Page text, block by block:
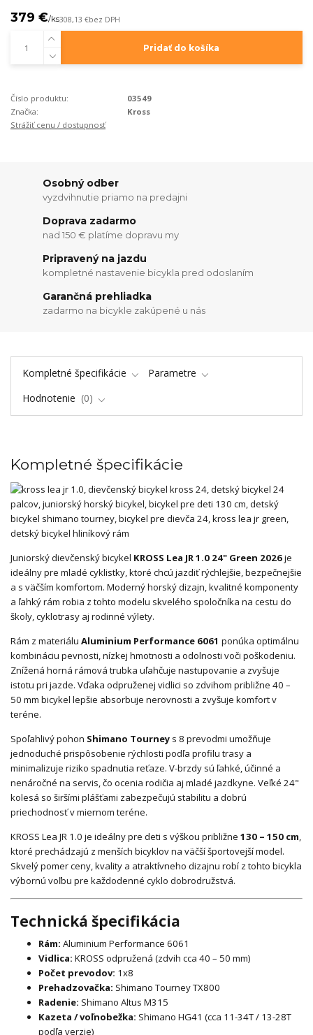
379 €/ks308,13 €bez DPH
Pridať do košíka
Číslo produktu:
03549
Značka:
Kross
Strážiť cenu / dostupnosť
Osobný odber
vyzdvihnutie priamo na predajni
Doprava zadarmo
nad 150 € platíme dopravu my
Pripravený na jazdu
kompletné nastavenie bicykla pred odoslaním
Garančná prehliadka
zadarmo na bicykle zakúpené u nás
Kompletné špecifikácie
Parametre
Hodnotenie
0
Kompletné špecifikácie
Juniorský dievčenský bicykel KROSS Lea JR 1.0 24" Green 2026je
ideálny pre mladé cyklistky, ktoré chcú jazdiť rýchlejšie, bezpečnejšie
a s väčším komfortom. Moderný horský dizajn, kvalitné komponenty
a ľahký rám robia z tohto modelu skvelého spoločníka na cestu do
školy, cyklotrasy aj rodinné výlety.
Rám z materiálu Aluminium Performance 6061 ponúka optimálnu
kombináciu pevnosti, nízkej hmotnosti a odolnosti voči poškodeniu.
Znížená horná rámová trubka uľahčuje nastupovanie a zvyšuje
istotu pri jazde. Vďaka odpruženej vidlici so zdvihom približne 40 –
50 mm bicykel lepšie absorbuje nerovnosti a zvyšuje komfort v
teréne.
Spoľahlivý pohon Shimano Tourney s 8 prevodmi umožňuje
jednoduché prispôsobenie rýchlosti podľa profilu trasy a
minimalizuje riziko spadnutia reťaze. V-brzdy sú ľahké, účinné a
nenáročné na servis, čo ocenia rodičia aj mladé jazdkyne. Veľké 24"
kolesá so širšími plášťami zabezpečujú stabilitu a dobrú
priechodnosť v miernom teréne.
KROSS Lea JR 1.0 je ideálny pre deti s výškou približne 130 – 150 cm,
ktoré prechádzajú z menších bicyklov na väčší športovejší model.
Skvelý pomer ceny, kvality a atraktívneho dizajnu robí z tohto bicykla
výbornú voľbu pre každodenné cyklo dobrodružstvá.
Technická špecifikácia
Rám: Aluminium Performance 6061
Vidlica: KROSS odpružená (zdvih cca 40 – 50 mm)
Počet prevodov: 1x8
Prehadzovačka: Shimano Tourney TX800
Radenie: Shimano Altus M315
Kazeta / voľnobežka: Shimano HG41 (cca 11-34T / 13-28T
podľa verzie)